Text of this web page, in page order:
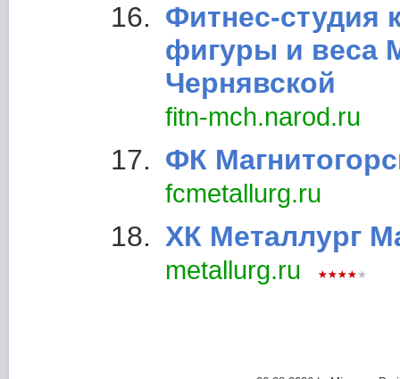
Фитнес-студия
фигуры и веса
Чернявской
fitn-mch.narod.ru
ФК
fcmetallurg.ru
ХК Металлург
metallurg.ru